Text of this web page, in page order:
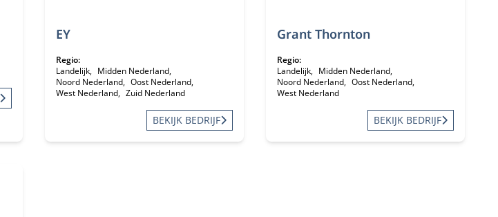
EY
Regio:
Landelijk
Midden Nederland
Noord Nederland
Oost Nederland
West Nederland
Zuid Nederland
BEKIJK BEDRIJF
Grant Thornton
Regio:
Landelijk
Midden Nederland
Noord Nederland
Oost Nederland
West Nederland
BEKIJK BEDRIJF